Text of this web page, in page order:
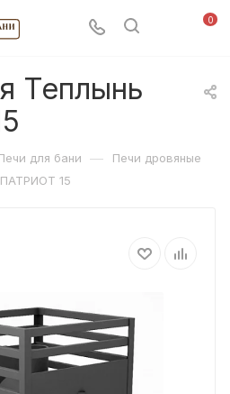
0
Теплынь
для бани — Печи дровяные
15